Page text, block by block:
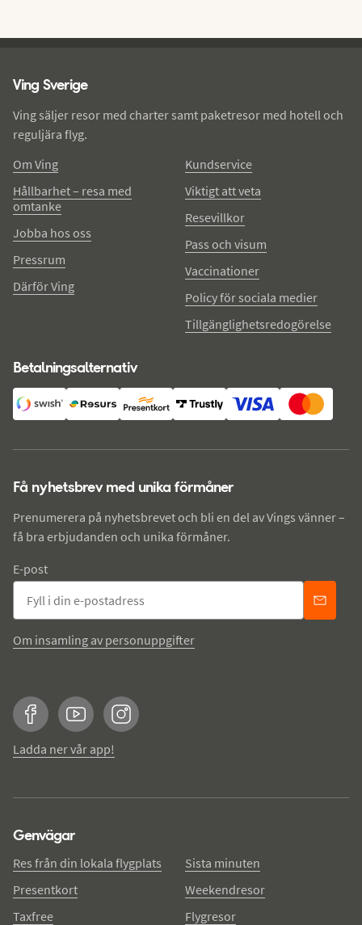
Ving Sverige
Ving säljer resor med charter samt paketresor med hotell och
reguljära flyg.
Om Ving
Hållbarhet – resa med
omtanke
Jobba hos oss
Pressrum
Därför Ving
Kundservice
Viktigt att veta
Resevillkor
Pass och visum
Vaccinationer
Policy för sociala medier
Tillgänglighetsredogörelse
Betalningsalternativ
Få nyhetsbrev med unika förmåner
Prenumerera på nyhetsbrevet och bli en del av Vings vänner –
få bra erbjudanden och unika förmåner.
E-post
Om insamling av personuppgifter
FacebookYouTubeInstagram
Ladda ner vår app!
Genvägar
Res från din lokala flygplats
Presentkort
Taxfree
Sista minuten
Weekendresor
Flygresor